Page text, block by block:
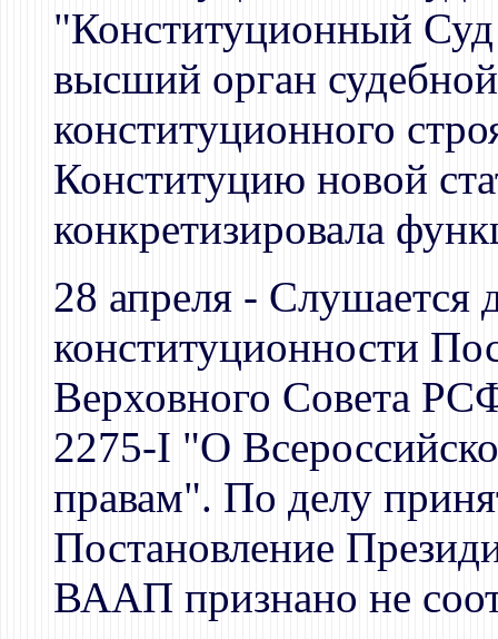
"Конституционный
высший орган
конституционного
Конституцию новой
конкретизировала
28 апреля - Слушается
конституционности
Верховного Совета
2275-I "О
правам". По делу
Постановление
ВААП признано не